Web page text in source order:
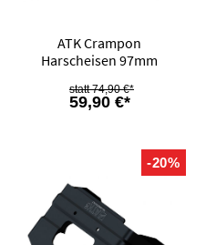
ATK Crampon
Harscheisen 97mm
59,90 €*
74,90 €*
-20%